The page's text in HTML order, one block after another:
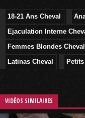
18-21 Ans Cheval
Ejaculation Interne
Femmes Blondes Cheval
Latinas Cheval
VIDÉOS SIMILAIRES